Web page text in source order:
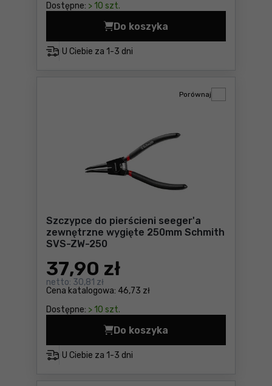
Dostępne: > 10 szt.
U Ciebie za 1-3 dni
Do koszyka
Szczypce do pierścieni
Szczypce do pierścieni seeger'a
zewnętrzne wygięte 250mm Schmith
SVS-ZW-250
Cena katalogowa: 46,73 zł
37,90 zł
netto: 30,81 zł
Dostępne: > 10 szt.
Porównaj
U Ciebie za 1-3 dni
Do koszyka
Szczypce do pierścieni